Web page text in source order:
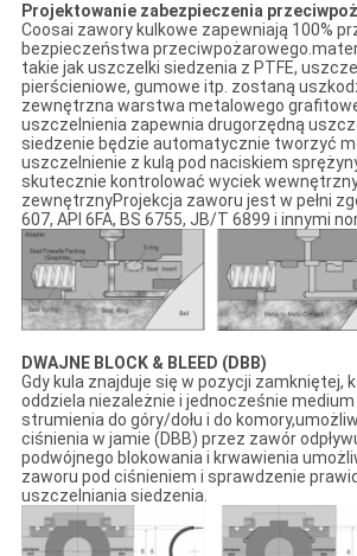
Projektowanie zabezpieczenia
Coosai zawory kulkowe zapewniają 100%
bezpieczeństwa
takie jak uszczelki siedzenia z PTFE,
pierścieniowe, gumowe itp. zostaną
zewnętrzna warstwa metalowego
uszczelnienia zapewnia drugorzędną
siedzenie będzie automatycznie tworzyć
uszczelnienie z kulą pod naciskiem
skutecznie kontrolować wyciek
zewnętrznyProjekcja zaworu jest w pełni
607, API 6FA, BS 6755, JB/T 6899 i innymi
DWAJNE BLOCK & BLEED (DBB)
Gdy kula znajduje się w pozycji zamkniętej,
oddziela niezależnie i jednocześnie
strumienia do góry/dołu i do
ciśnienia w jamie (DBB) przez zawór
podwójnego blokowania i krwawienia
zaworu pod ciśnieniem i sprawdzenie
uszczelniania siedzenia.